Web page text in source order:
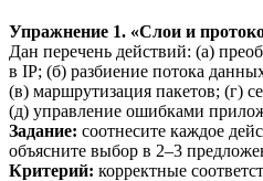
Упражнение 1. «Слои и
Дан перечень действий: (а)
в IP; (б) разбиение потока
(в) маршрутизация пакетов; (г)
(д) управление ошибками
Задание: соотнесите каждое
объясните выбор в 2–3
Критерий: корректные